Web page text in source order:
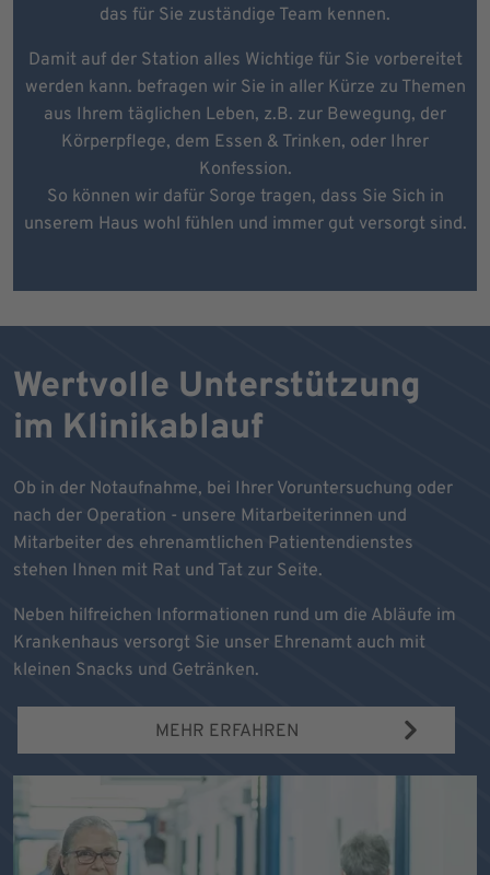
das für Sie zuständige Team kennen.
Damit auf der Station alles Wichtige für Sie vorbereitet
werden kann. befragen wir Sie in aller Kürze zu Themen
aus Ihrem täglichen Leben, z.B. zur Bewegung, der
Körperpflege, dem Essen & Trinken, oder Ihrer
Konfession.
So können wir dafür Sorge tragen, dass Sie Sich in
unserem Haus wohl fühlen und immer gut versorgt sind.
Wertvolle Unterstützung
im Klinikablauf
Ob in der Notaufnahme, bei Ihrer Voruntersuchung oder
nach der Operation - unsere Mitarbeiterinnen und
Mitarbeiter des ehrenamtlichen Patientendienstes
stehen Ihnen mit Rat und Tat zur Seite.
Neben hilfreichen Informationen rund um die Abläufe im
Krankenhaus versorgt Sie unser Ehrenamt auch mit
kleinen Snacks und Getränken.
MEHR ERFAHREN